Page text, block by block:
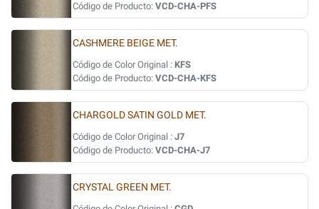
Código de Producto: VCD-CHA-PFS
CASHMERE BEIGE MET.
Código de Color Original : KFS
Código de Producto: VCD-CHA-KFS
CHARGOLD SATIN GOLD MET.
Código de Color Original : J7
Código de Producto: VCD-CHA-J7
CRYSTAL GREEN MET.